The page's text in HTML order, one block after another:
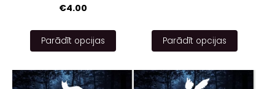
€4.00
Parādīt opcijas Parādīt opcijas